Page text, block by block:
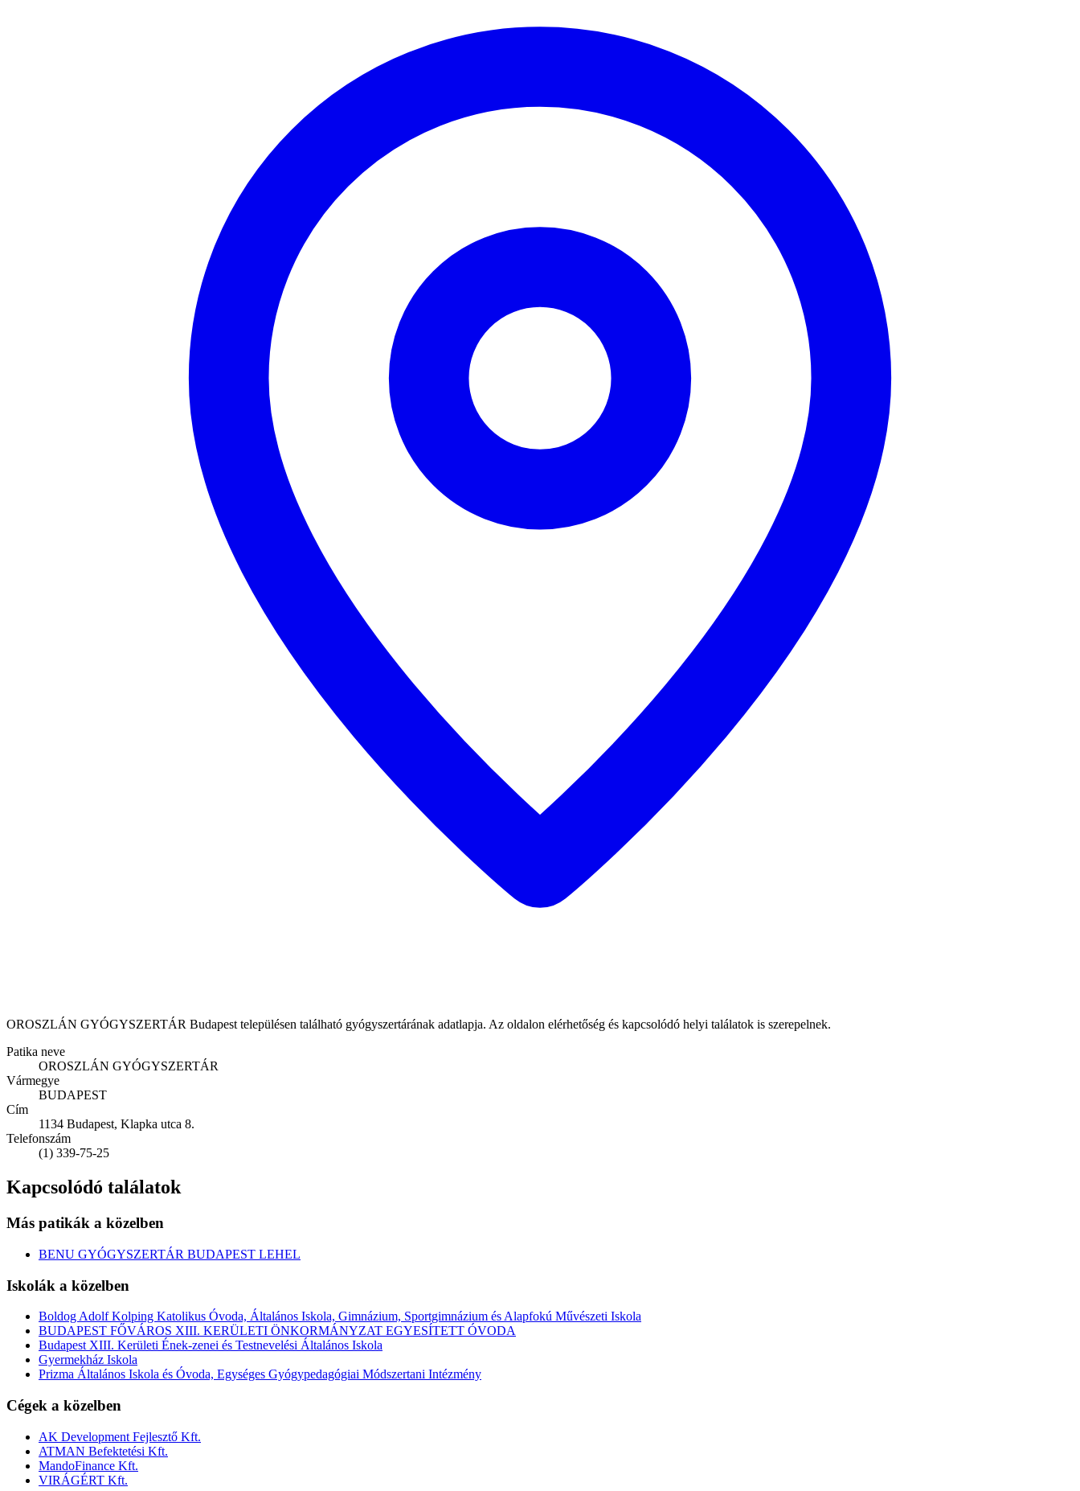
OROSZLÁN GYÓGYSZERTÁR Budapest településen található gyógyszertárának adatlapja. Az oldalon elérhetőség és kapcsolódó helyi találatok is szerepelnek.
Patika neve
OROSZLÁN GYÓGYSZERTÁR
Vármegye
BUDAPEST
Cím
1134 Budapest, Klapka utca 8.
Telefonszám
(1) 339-75-25
Kapcsolódó találatok
Más patikák a közelben
BENU GYÓGYSZERTÁR BUDAPEST LEHEL
Iskolák a közelben
Boldog Adolf Kolping Katolikus Óvoda, Általános Iskola, Gimnázium, Sportgimnázium és Alapfokú Művészeti Iskola
BUDAPEST FŐVÁROS XIII. KERÜLETI ÖNKORMÁNYZAT EGYESÍTETT ÓVODA
Budapest XIII. Kerületi Ének-zenei és Testnevelési Általános Iskola
Gyermekház Iskola
Prizma Általános Iskola és Óvoda, Egységes Gyógypedagógiai Módszertani Intézmény
Cégek a közelben
AK Development Fejlesztő Kft.
ATMAN Befektetési Kft.
MandoFinance Kft.
VIRÁGÉRT Kft.